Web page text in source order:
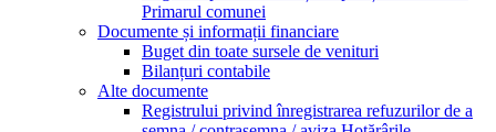
Primarul comunei
Documente și informații financiare
Buget din toate sursele de venituri
Bilanțuri contabile
Alte documente
Registrului privind înregistrarea refuzurilor de a